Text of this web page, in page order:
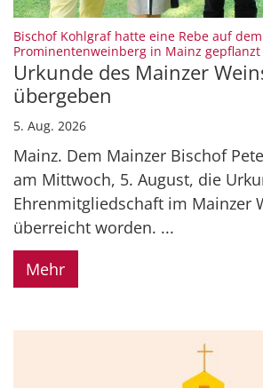
Bischof Kohlgraf hatte eine Rebe auf dem
Prominentenweinberg in Mainz gepflanzt:
Urkunde des Mainzer
übergeben
5. Aug. 2026
Mainz. Dem Mainzer Bischof
am Mittwoch, 5. August, die
Ehrenmitgliedschaft im Mainzer
überreicht worden. ...
Mehr